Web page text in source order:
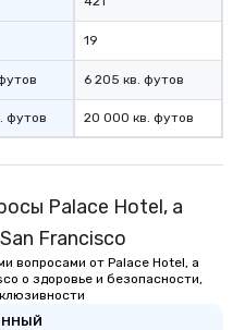
to gather and dine
experienced, and all
leave. Location, Location, Location
convenient and
experience is
футов
19
6 205 кв. футов
20 000 кв. футов
Palace Hotel, a
Francisco
вопросами от Palace Hotel, a
о здоровье и безопасности,